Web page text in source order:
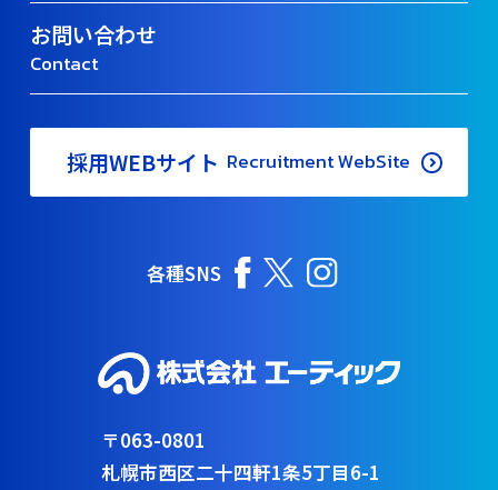
お問い合わせ
Contact
採用WEBサイト Recruitment WebSite
各種SNS
〒063-0801
札幌市西区二十四軒1条5丁目6-1